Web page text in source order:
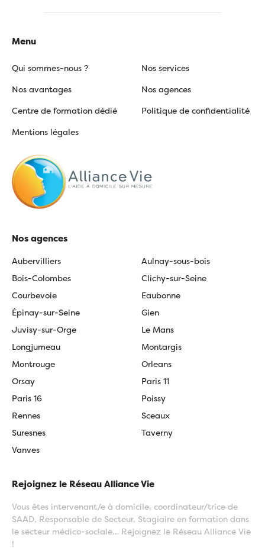
Menu
Qui sommes-nous ?
Nos services
Nos avantages
Nos agences
Centre de formation dédié
Politique de confidentialité
Mentions légales
Nos agences
Aubervilliers
Aulnay-sous-bois
Bois-Colombes
Clichy-sur-Seine
Courbevoie
Eaubonne
Épinay-sur-Seine
Gien
Juvisy-sur-Orge
Le Mans
Longjumeau
Montargis
Montrouge
Orleans
Orsay
Paris 11
Paris 16
Poissy
Rennes
Sceaux
Suresnes
Taverny
Vanves
Rejoignez le Réseau Alliance Vie
Vous êtes intervenant/e à domicile, coordinateur/trice de
SAAD, Responsable de Secteur, Stagiaire en formation dans
le secteur médico-sociale… Rejoignez le Réseau Alliance Vie
!